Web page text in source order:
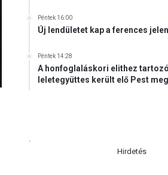
Péntek 16:00
Új lendületet kap a ferences
Péntek 14:28
A honfoglaláskori elithez
leletegyüttes került elő Pest
.
Hirdetés